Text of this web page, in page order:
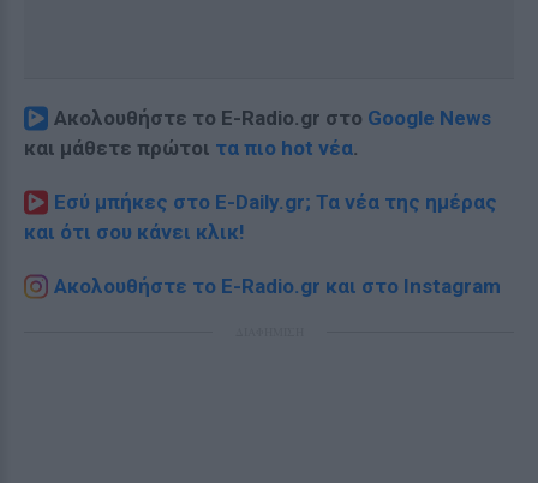
Ακολουθήστε το E-Radio.gr στο Google News
και μάθετε πρώτοι τα πιο hot νέα.
Εσύ μπήκες στο E-Daily.gr; Τα νέα της ημέρας
και ότι σου κάνει κλικ!
Ακολουθήστε το E-Radio.gr και στο Instagram